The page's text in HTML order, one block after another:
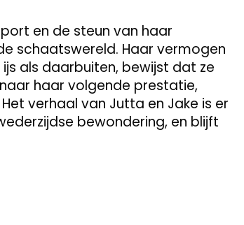
en de steun van haar
schaatswereld. Haar vermogen
als daarbuiten, bewijst dat ze
haar volgende prestatie,
verhaal van Jutta en Jake is er
bewondering, en blijft